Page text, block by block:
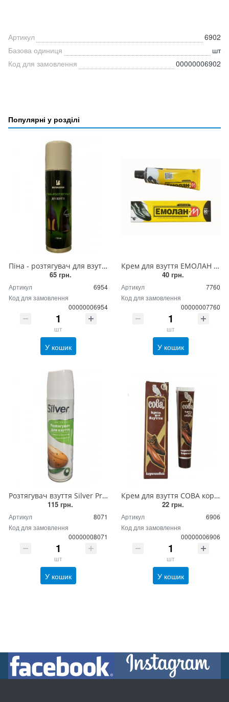
Артикул
6902
Базова одиниця
шт
Код для замовлення
00000006902
Популярні у розділі
Піна - розтягувач для взуття BLYSKAVKA 150 мл
65 грн.
Артикул
6954
Код для замовлення
00000006954
шт
У кошик
Крем для взуття ЕМОЛАН чорний туба 80 грам
40 грн.
Артикул
7760
Код для замовлення
00000007760
шт
У кошик
Розтягувач взуття Silver Premium Universal, аерозоль 150 мл
115 грн.
Артикул
8071
Код для замовлення
00000008071
шт
У кошик
Крем для взуття СОВА коричневий 50 мл
22 грн.
Артикул
6906
Код для замовлення
00000006906
шт
У кошик